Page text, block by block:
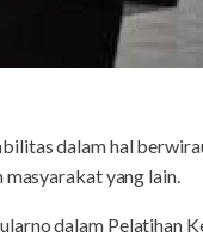
dalam hal
yang lain.
dalam Pelatihan